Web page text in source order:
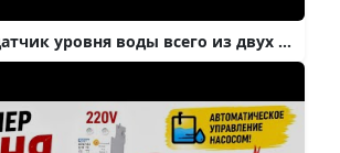
Как сделать датчик уровня воды всего из двух компонентов / BC547 amazing ideas